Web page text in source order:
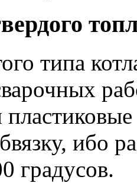
типа
ибо
градусов.